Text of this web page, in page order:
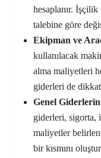
hesaplanır.
talebine göre
Ekipman ve
kullanılacak
alma maliyetleri
giderleri de
Genel Giderlerin
giderleri, sigorta,
maliyetler
bir kısmını